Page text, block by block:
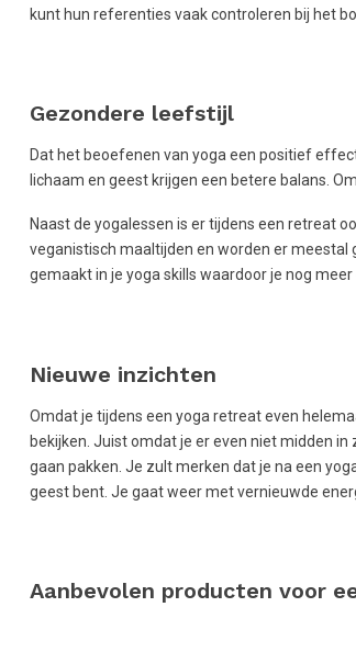
kunt hun referenties vaak controleren bij het
Gezondere leefstijl
Dat het beoefenen van yoga een positief
lichaam en geest krijgen een betere balans.
Naast de yogalessen is er tijdens een retreat
veganistisch maaltijden en worden er meestal
gemaakt in je yoga skills waardoor je nog
Nieuwe inzichten
Omdat je tijdens een yoga retreat even
bekijken. Juist omdat je er even niet midden
gaan pakken. Je zult merken dat je na een
geest bent. Je gaat weer met vernieuwde
Aanbevolen producten voor